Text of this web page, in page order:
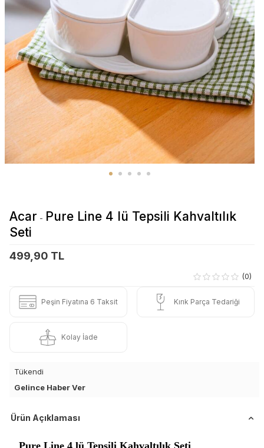
Acar - Pure Line 4 lü Tepsili Kahvaltılık
Seti
499,90 TL
(0)
Peşin Fiyatına 6 Taksit Kırık Parça Tedariği
Kolay İade
Tükendi
Gelince Haber Ver
Ürün Açıklaması
Pure Line 4 lü Tepsili Kahvaltılık Seti